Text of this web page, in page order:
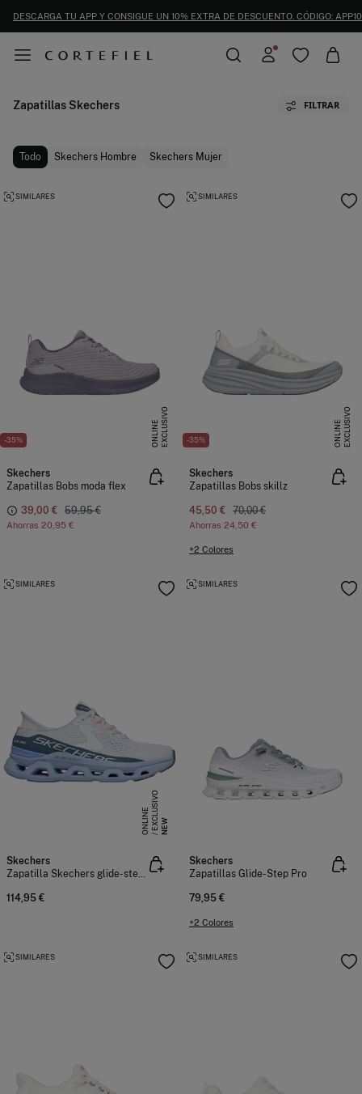
DESCARGA TU APP Y CONSIGUE UN 10% EXTRA DE DESCUENTO. CÓDIGO: APP10
Zapatillas Skechers FILTRAR
Todo Skechers Hombre Skechers Mujer
-35% E
X
C
L
U
SI
V
O
O
N
L
I
N
E
SIMILARES
Skechers
Zapatillas Bobs moda flex
39,00 € 59,95 €
Ahorras 20,95 €
-35% E
X
C
L
U
SI
V
O
O
N
L
I
N
E
SIMILARES
Skechers
Zapatillas Bobs skillz
45,50 € 70,00 €
Ahorras 24,50 €
+2 Colores
NEW
E
X
C
L
US
I
V
O
O
N
L
I
N
E
SIMILARES
Skechers
Zapatilla Skechers glide-step altus
114,95 €
SIMILARES
Skechers
Zapatillas Glide-Step Pro
79,95 €
+2 Colores
SIMILARES SIMILARES